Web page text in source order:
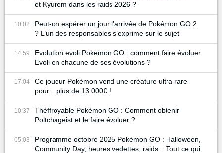
et Kyurem dans les raids 2026 ?
10:02
Peut-on espérer un jour l'arrivée de Pokémon GO 2
? L’un des responsables s’exprime sur le sujet
14:59
Evolution evoli Pokemon GO : comment faire évoluer
Evoli en chacune de ses évolutions ?
17:04
Ce joueur Pokémon vend une créature ultra rare
pour... plus de 13 000€ !
10:37
Théffroyable Pokémon GO : Comment obtenir
Poltchageist et le faire évoluer ?
05:03
Programme octobre 2025 Pokémon GO : Halloween,
Community Day, heures vedettes, raids... Tout ce qui